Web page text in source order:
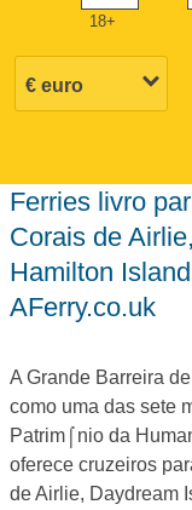
18+
ferries livro para a Grande Barreira de
Corais de
Hamilton
AFerry.co.uk
A Grande Barreira
como uma das sete
Patrim⌠nio da
oferece cruzeiros
de Airlie, Daydream